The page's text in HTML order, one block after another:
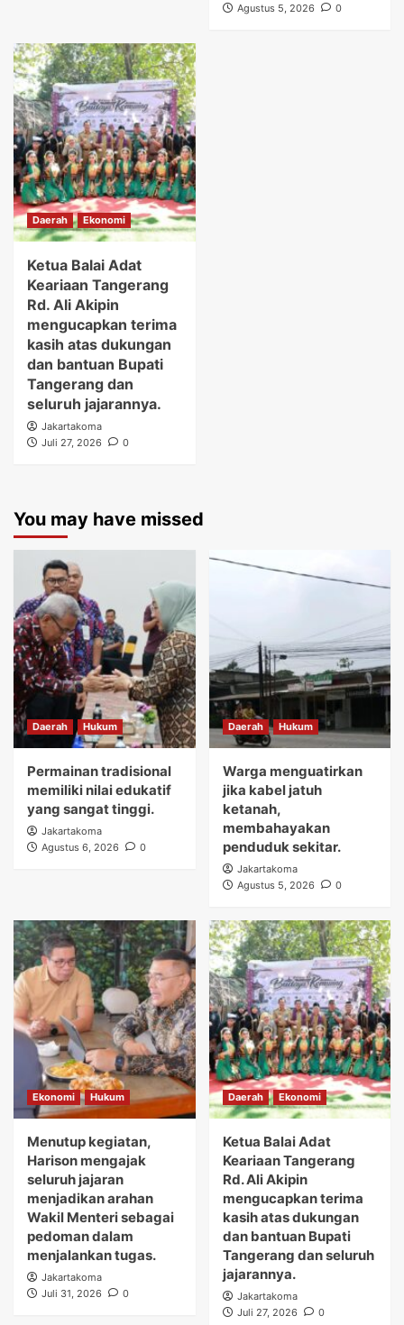
Agustus 5, 2026
0
Daerah Ekonomi
Ketua Balai Adat
Keariaan Tangerang
Rd. Ali Akipin
mengucapkan terima
kasih atas dukungan
dan bantuan Bupati
Tangerang dan
seluruh jajarannya.
Jakartakoma
Juli 27, 2026
0
You may have missed
Daerah Hukum
Permainan tradisional
memiliki nilai edukatif
yang sangat tinggi.
Jakartakoma
Agustus 6, 2026
0
Daerah Hukum
Warga menguatirkan
jika kabel jatuh
ketanah,
membahayakan
penduduk sekitar.
Jakartakoma
Agustus 5, 2026
0
Ekonomi Hukum
Menutup kegiatan,
Harison mengajak
seluruh jajaran
menjadikan arahan
Wakil Menteri sebagai
pedoman dalam
menjalankan tugas.
Jakartakoma
Juli 31, 2026
0
Daerah Ekonomi
Ketua Balai Adat
Keariaan Tangerang
Rd. Ali Akipin
mengucapkan terima
kasih atas dukungan
dan bantuan Bupati
Tangerang dan seluruh
jajarannya.
Jakartakoma
Juli 27, 2026
0